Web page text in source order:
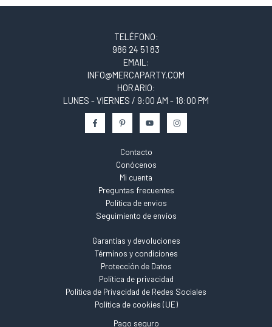
TELÉFONO:
986 24 51 83
EMAIL:
INFO@MERCAPARTY.COM
HORARIO:
LUNES - VIERNES / 9:00 AM - 18:00 PM
Contacto
Conócenos
Mi cuenta
Preguntas frecuentes
Política de envios
Seguimiento de envíos
Garantías y devoluciones
Términos y condiciones
Protección de Datos
Política de privacidad
Política de Privacidad de Redes Sociales
Política de cookies (UE)
Pago seguro